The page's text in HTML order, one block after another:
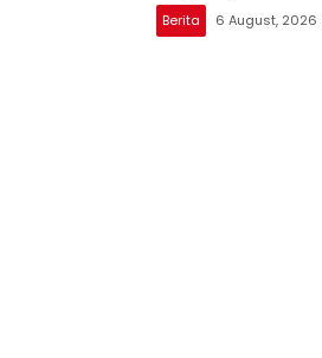
Berita 6 August, 2026